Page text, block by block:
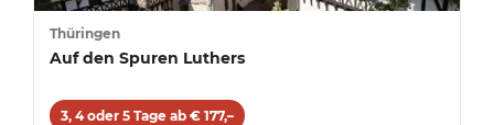
Thüringen
Auf den Spuren Luthers
3, 4 oder 5 Tage ab € 177,–